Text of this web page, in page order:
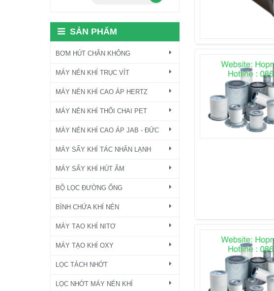
SẢN PHẨM
BƠM HÚT CHÂN KHÔNG
MÁY NÉN KHÍ TRỤC VÍT
MÁY NÉN KHÍ CAO ÁP HERTZ
MÁY NÉN KHÍ THỔI CHAI PET
MÁY NÉN KHÍ CAO ÁP JAB - ĐỨC
MÁY SẤY KHÍ TÁC NHÂN LẠNH
MÁY SẤY KHÍ HÚT ẨM
BỘ LỌC ĐƯỜNG ỐNG
BÌNH CHỨA KHÍ NÉN
MÁY TẠO KHÍ NITƠ
MÁY TẠO KHÍ OXY
LỌC TÁCH NHỚT
LỌC NHỚT MÁY NÉN KHÍ